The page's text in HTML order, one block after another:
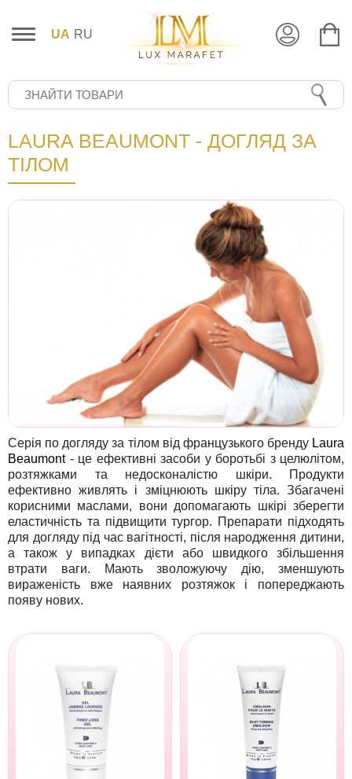
UA RU
LAURA BEAUMONT - ДОГЛЯД ЗА
ТІЛОМ
Серія по догляду за тілом від французького бренду Laura
Beaumont- це ефективні засоби у боротьбі з целюлітом,
розтяжками та недосконалістю шкіри. Продукти
ефективно живлять і зміцнюють шкіру тіла. Збагачені
корисними маслами, вони допомагають шкірі зберегти
еластичність та підвищити тургор. Препарати підходять
для догляду під час вагітності, після народження дитини,
а також у випадках дієти або швидкого збільшення
втрати ваги. Мають зволожуючу дію, зменшують
вираженість вже наявних розтяжок і попереджають
появу нових.